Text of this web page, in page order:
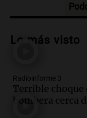
Audio.La
premios
Audio.
intendenta
del Lago y
Lo más visto
Radioinforme 3
Terrible choque
bombera cerca